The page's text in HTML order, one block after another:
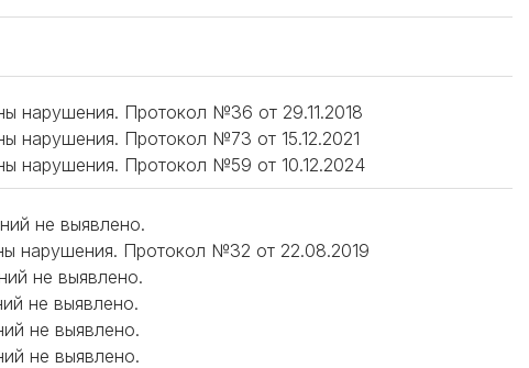
нарушения. Протокол №36 от 29.11.2018
нарушения. Протокол №73 от 15.12.2021
нарушения. Протокол №59 от 10.12.2024
не выявлено.
нарушения. Протокол №32 от 22.08.2019
не выявлено.
не выявлено.
не выявлено.
не выявлено.